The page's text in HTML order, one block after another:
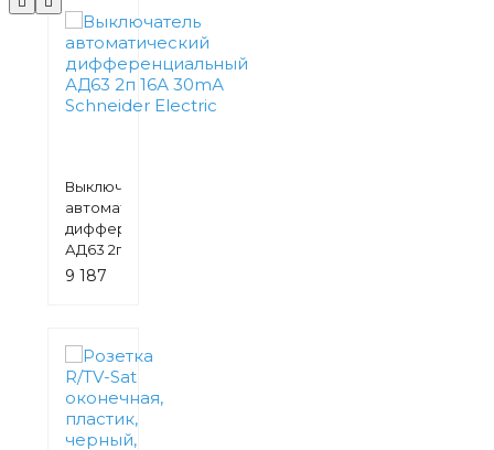
Выключатель
автоматический
дифференциальный
АД63 2п 16А 30mА
Schneider Electric
9 187